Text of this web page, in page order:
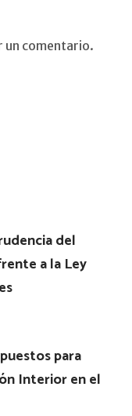
un comentario.
del
a la Ley
para
Interior en el